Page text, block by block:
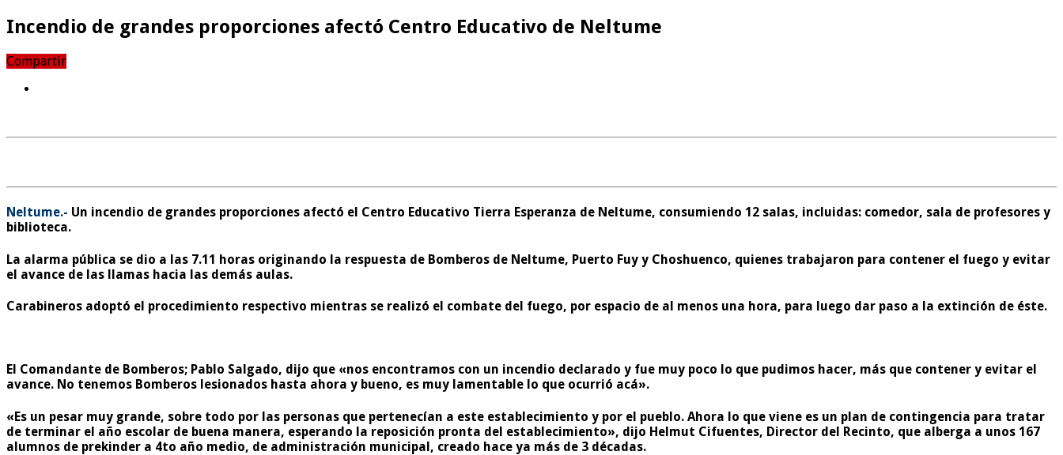
Incendio de grandes proporciones afectó Centro Educativo de Neltume
Compartir
Neltume.- Un incendio de grandes proporciones afectó el Centro Educativo Tierra Esperanza de Neltume, consumiendo 12 salas, incluidas: comedor, sala de profesores y
biblioteca.
La alarma pública se dio a las 7.11 horas originando la respuesta de Bomberos de Neltume, Puerto Fuy y Choshuenco, quienes trabajaron para contener el fuego y evitar
el avance de las llamas hacia las demás aulas.
Carabineros adoptó el procedimiento respectivo mientras se realizó el combate del fuego, por espacio de al menos una hora, para luego dar paso a la extinción de éste.
El Comandante de Bomberos; Pablo Salgado, dijo que «nos encontramos con un incendio declarado y fue muy poco lo que pudimos hacer, más que contener y evitar el
avance. No tenemos Bomberos lesionados hasta ahora y bueno, es muy lamentable lo que ocurrió acá».
«Es un pesar muy grande, sobre todo por las personas que pertenecían a este establecimiento y por el pueblo. Ahora lo que viene es un plan de contingencia para tratar
de terminar el año escolar de buena manera, esperando la reposición pronta del establecimiento», dijo Helmut Cifuentes, Director del Recinto, que alberga a unos 167
alumnos de prekinder a 4to año medio, de administración municipal, creado hace ya más de 3 décadas.